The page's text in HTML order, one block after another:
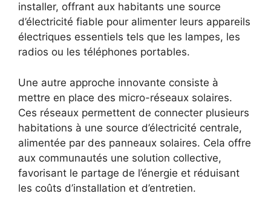
installer, offrant aux habitants une source
d’électricité fiable pour ⁢alimenter leurs⁣ appareils
électriques essentiels tels que les lampes, les
radios ou les téléphones portables.
Une autre approche innovante consiste à
mettre en place des micro-réseaux solaires.
Ces​ réseaux permettent de connecter plusieurs
habitations à une source d’électricité centrale,
alimentée par des panneaux solaires. Cela offre
aux ​communautés‌ une ⁣solution collective,‌
favorisant le partage de l’énergie et réduisant
les coûts d’installation et d’entretien.